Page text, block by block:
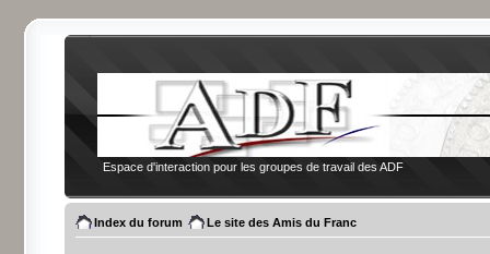
Espace d'interaction pour les groupes de travail des ADF
Index du forum Le site des Amis du Franc